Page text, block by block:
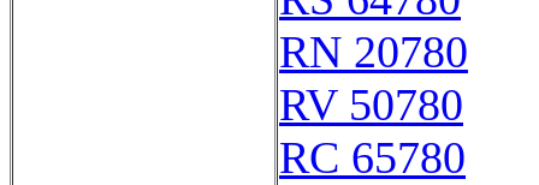
RN 20780
RV 50780
RC 65780